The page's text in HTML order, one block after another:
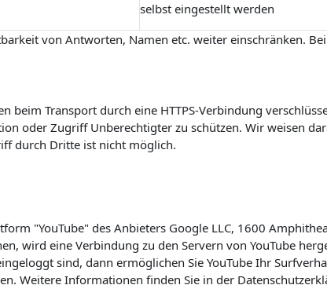
selbst eingestellt werden
von Antworten, Namen etc. weiter einschränken.
Transport durch eine HTTPS-Verbindung
oder Zugriff Unberechtigter zu schützen. Wir weisen
durch Dritte ist nicht möglich.
"YouTube" des Anbieters Google LLC, 1600
wird eine Verbindung zu den Servern von YouTube
sind, dann ermöglichen Sie YouTube Ihr
Weitere Informationen finden Sie in der